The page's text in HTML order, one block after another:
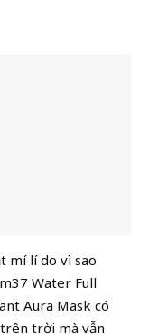
mí lí do vì sao
Water Full
Aura Mask có
trời mà vẫn